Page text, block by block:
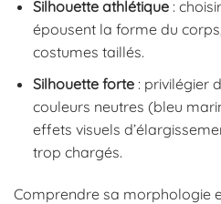
Silhouette athlétique:
épousent la forme du
costumes taillés.
Silhouette forte: privilégier
couleurs neutres (bleu
effets visuels
trop chargés.
Comprendre sa morphologie